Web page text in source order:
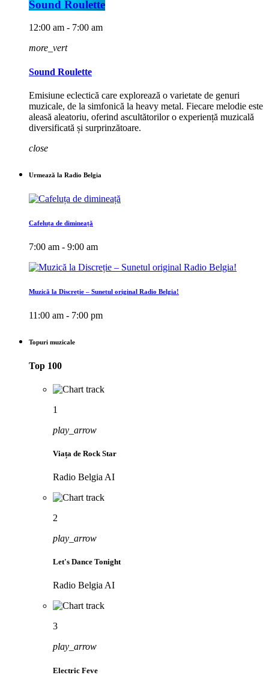
Sound Roulette
12:00 am - 7:00 am
more_vert
Sound Roulette
Emisiune eclectică care explorează o varietate de genuri
muzicale, de la simfonică la heavy metal. Fiecare melodie este
aleasă aleatoriu, oferind ascultătorilor o experiență muzicală
diversificată și surprinzătoare.
close
Urmează la Radio Belgia
Cafeluța de dimineață
7:00 am - 9:00 am
Muzică la Discreție – Sunetul original Radio Belgia!
11:00 am - 7:00 pm
Topuri muzicale
Top 100
1
play_arrow
Viața de Rock Star
Radio Belgia AI
2
play_arrow
Let's Dance Tonight
Radio Belgia AI
3
play_arrow
Electric Feve